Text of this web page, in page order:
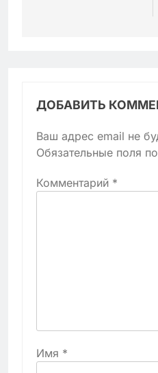
ДОБАВИТЬ
Ваш адрес email не
Обязательные поля
Комментарий *
Имя *